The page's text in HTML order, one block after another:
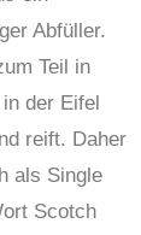
Abfüller.
Teil in
der Eifel
reift. Daher
als Single
Scotch